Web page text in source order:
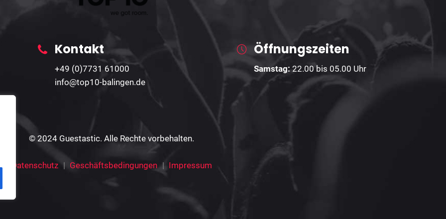
Kontakt
+49 (0)7731 61000
info@top10-balingen.de
Öffnungszeiten
Samstag:22.00 bis 05.00 Uhr
© 2024 Guestastic. Alle Rechte vorbehalten.
Datenschutz Geschäftsbedingungen Impressum